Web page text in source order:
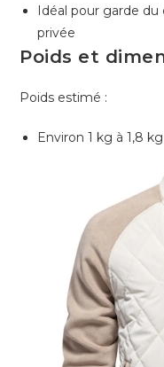
Idéal pour garde du
privée
Poids et
Poids estimé :
Environ 1 kg à 1,8